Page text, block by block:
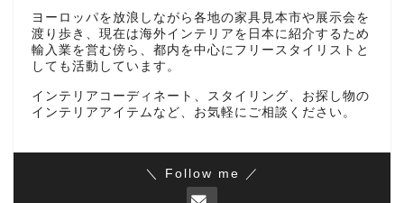
ヨーロッパを放浪しながら各地の家具見本市や展示会を
渡り歩き、現在は海外インテリアを日本に紹介するため
輸入業を営む傍ら、都内を中心にフリースタイリストと
しても活動しています。
インテリアコーディネート、スタイリング、お探し物の
インテリアアイテムなど、お気軽にご相談ください。
＼ Follow me ／